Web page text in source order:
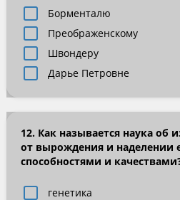
Борменталю
Преображенскому
Швондеру
Дарье Петровне
12. Как называется наука об
от вырождения и
способностями и
генетика